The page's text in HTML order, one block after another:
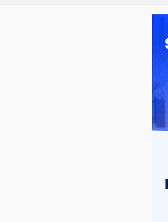
UCZELNIE